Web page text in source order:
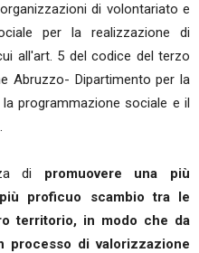
di volontariato e
per la realizzazione di
all'art. 5 del codice del terzo
Abruzzo- Dipartimento per la
programmazione sociale e il
di promuovere una più
proficuo scambio tra le
territorio, in modo che da
di valorizzazione